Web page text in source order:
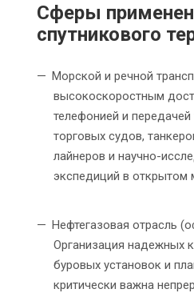
Сферы
спутникового
Морской и речной
высокоскоростным
телефонией и передачей
торговых судов,
лайнеров и научно-
экспедиций в открытом
Нефтегазовая отрасль
Организация надежных
буровых установок и
критически важна